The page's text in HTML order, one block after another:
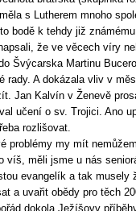
s Lutherem mnoho
bodě k tehdy již
že ve věcech víry
Švýcarska Martinu
rady. A dokázala vliv v
Jan Kalvín v Ženevě
učení o sv. Trojici. Ano
rozlišovat.
problémy my mít
víš, měli jsme u nás
evangelík a tak musely
a uvařit obědy pro těch
dokola Ježíšovy